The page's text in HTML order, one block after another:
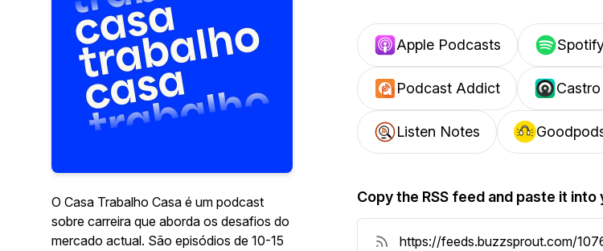
O Casa Trabalho Casa é um podcast
sobre carreira que aborda os desafios do
mercado actual. São episódios de 10-15
Apple Podcasts
Podcast Addict Castro
Listen Notes
Copy the RSS feed and paste it